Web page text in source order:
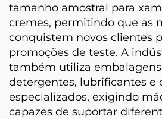
tamanho amostral para
cremes, permitindo que as
conquistem novos clientes
promoções de teste. A
também utiliza
detergentes, lubrificantes e
especializados, exigindo
capazes de suportar